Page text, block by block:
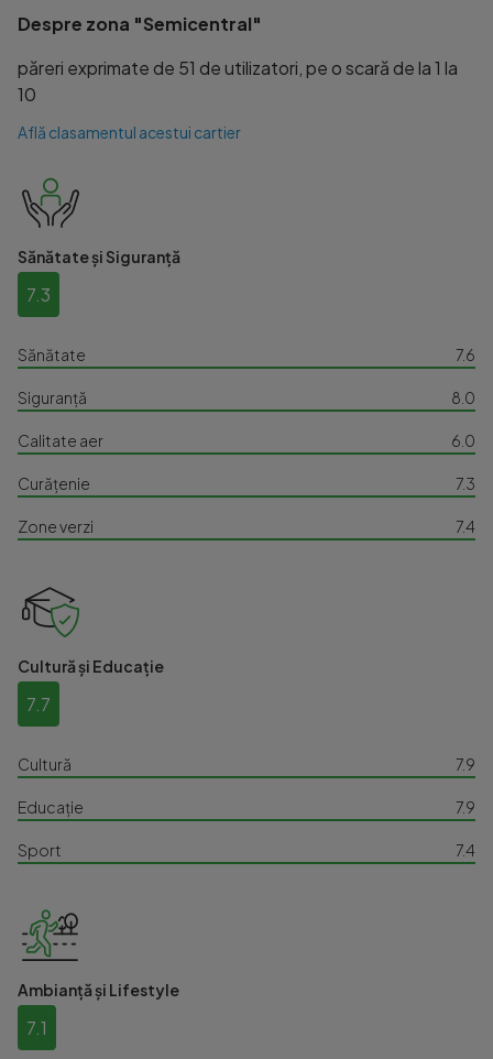
Despre zona "Semicentral"
păreri exprimate de 51 de utilizatori, pe o scară de la 1 la
10
Află clasamentul acestui cartier
Sănătate și Siguranță
7.3
Sănătate 7.6
Siguranță 8.0
Calitate aer 6.0
Curățenie 7.3
Zone verzi 7.4
Cultură și Educație
7.7
Cultură 7.9
Educație 7.9
Sport 7.4
Ambianță și Lifestyle
7.1